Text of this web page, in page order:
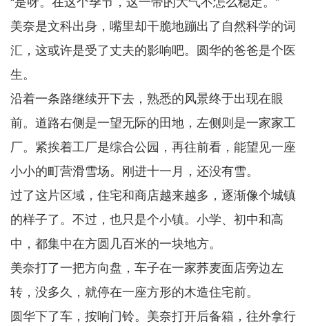
美奈是文科出身，嘴里却干脆地蹦出了自然科学的词
汇，这或许是受了丈夫的影响吧。圆华的爸爸是个医
生。
沿着一条路继续开下去，熟悉的风景终于出现在眼
前。道路右侧是一望无际的田地，左侧则是一家家工
厂。紧挨着工厂是综合公园，再往前看，能望见一座
小小的町营滑雪场。刚进十一月，还没有雪。
过了这片区域，住宅和商店越来越多，逐渐像个城镇
的样子了。不过，也只是个小镇。小学、初中和高
中，都集中在方圆几百米的一块地方。
美奈打了一把方向盘，车子在一家荞麦面店旁边左
转，没多久，就停在一座方形的木造住宅前。
圆华下了车，按响门铃。美奈打开后备箱，往外拿行